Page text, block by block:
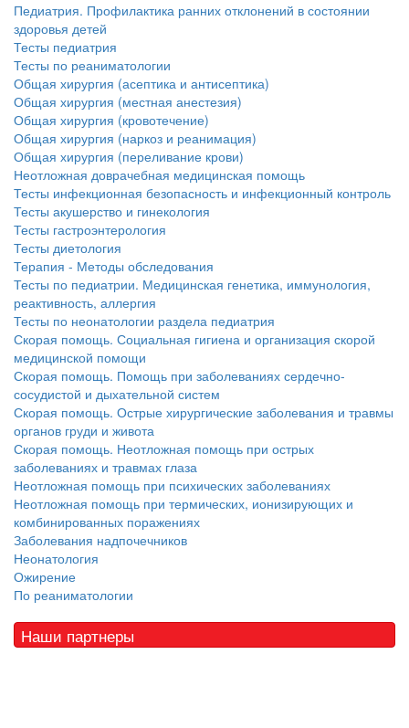
Педиатрия. Профилактика ранних отклонений в состоянии
здоровья детей
Тесты педиатрия
Тесты по реаниматологии
Общая хирургия (асептика и антисептика)
Общая хирургия (местная анестезия)
Общая хирургия (кровотечение)
Общая хирургия (наркоз и реанимация)
Общая хирургия (переливание крови)
Неотложная доврачебная медицинская помощь
Тесты инфекционная безопасность и инфекционный контроль
Тесты акушерство и гинекология
Тесты гастроэнтерология
Тесты диетология
Терапия - Методы обследования
Тесты по педиатрии. Медицинская генетика, иммунология,
реактивность, аллергия
Тесты по неонатологии раздела педиатрия
Скорая помощь. Социальная гигиена и организация скорой
медицинской помощи
Скорая помощь. Помощь при заболеваниях сердечно-
сосудистой и дыхательной систем
Скорая помощь. Острые хирургические заболевания и травмы
органов груди и живота
Скорая помощь. Неотложная помощь при острых
заболеваниях и травмах глаза
Неотложная помощь при психических заболеваниях
Неотложная помощь при термических, ионизирующих и
комбинированных поражениях
Заболевания надпочечников
Неонатология
Ожирение
По реаниматологии
Наши партнеры